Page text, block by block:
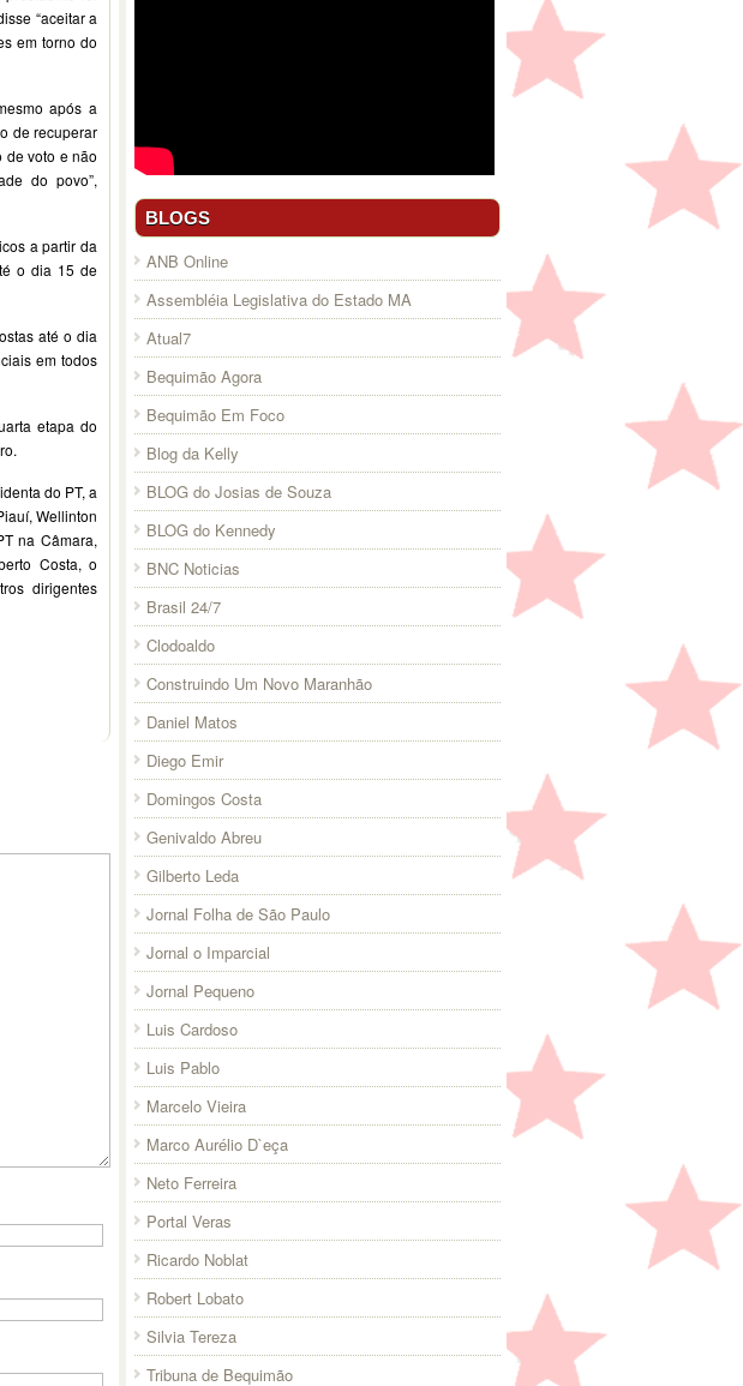
“aceitar a
em torno do
após a
de recuperar
de voto e não
do povo”,
a partir da
o dia 15 de
até o dia
em todos
etapa do
do PT, a
Wellinton
na Câmara,
Costa, o
dirigentes
BLOGS
ANB Online
Assembléia Legislativa do Estado MA
Atual7
Bequimão Agora
Bequimão Em Foco
Blog da Kelly
BLOG do Josias de Souza
BLOG do Kennedy
BNC Noticias
Brasil 24/7
Clodoaldo
Construindo Um Novo Maranhão
Daniel Matos
Diego Emir
Domingos Costa
Genivaldo Abreu
Gilberto Leda
Jornal Folha de São Paulo
Jornal o Imparcial
Jornal Pequeno
Luis Cardoso
Luis Pablo
Marcelo Vieira
Marco Aurélio D`eça
Neto Ferreira
Portal Veras
Ricardo Noblat
Robert Lobato
Silvia Tereza
Tribuna de Bequimão